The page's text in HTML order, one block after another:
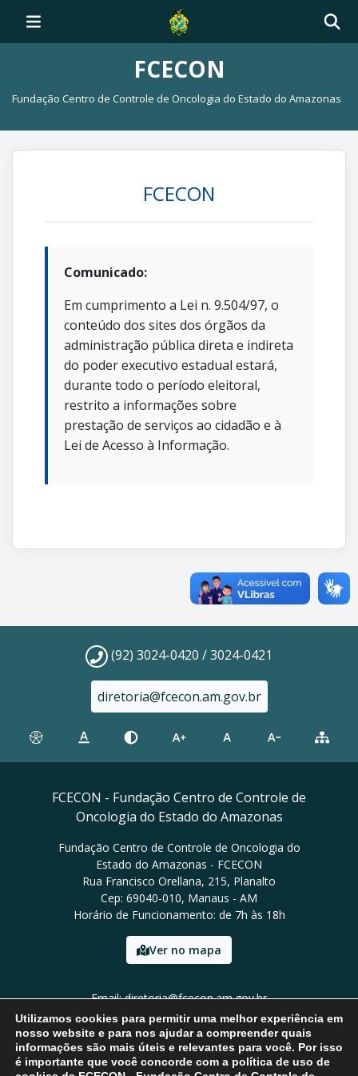
FCECON
Fundação Centro de Controle de Oncologia do Estado do Amazonas
FCECON
Comunicado:
Em cumprimento a Lei n. 9.504/97, o
conteúdo dos sites dos órgãos da
administração pública direta e indireta
do poder executivo estadual estará,
durante todo o período eleitoral,
restrito a informações sobre
prestação de serviços ao cidadão e à
Lei de Acesso à Informação.
(92) 3024-0420 / 3024-0421
diretoria@fcecon.am.gov.br
FCECON - Fundação Centro de Controle de
Oncologia do Estado do Amazonas
Fundação Centro de Controle de Oncologia do
Estado do Amazonas - FCECON
Rua Francisco Orellana, 215, Planalto
Cep: 69040-010, Manaus - AM
Horário de Funcionamento: de 7h às 18h
Ver no mapa
Email: diretoria@fcecon.am.gov.br
Tel: (92) 3024-0420 / 3024-0421
Utilizamos cookies para permitir uma melhor experiência em
nosso website e para nos ajudar a compreender quais
informações são mais úteis e relevantes para você. Por isso
é importante que você concorde com a política de uso de